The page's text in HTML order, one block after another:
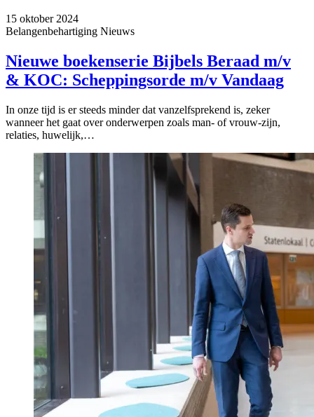
15 oktober 2024
Belangenbehartiging Nieuws
Nieuwe boekenserie Bijbels Beraad m/v
& KOC: Scheppingsorde m/v Vandaag
In onze tijd is er steeds minder dat vanzelfsprekend is, zeker
wanneer het gaat over onderwerpen zoals man- of vrouw-zijn,
relaties, huwelijk,…